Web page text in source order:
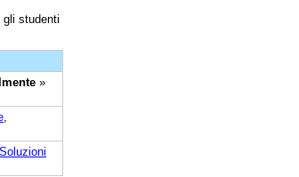
gli studenti
»
Soluzioni